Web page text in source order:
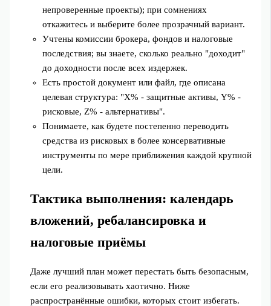
непроверенные проекты); при сомнениях
откажитесь и выберите более прозрачный вариант.
Учтены комиссии брокера, фондов и налоговые
последствия; вы знаете, сколько реально "доходит"
до доходности после всех издержек.
Есть простой документ или файл, где описана
целевая структура: "X% - защитные активы, Y% -
рисковые, Z% - альтернативы".
Понимаете, как будете постепенно переводить
средства из рисковых в более консервативные
инструменты по мере приближения каждой крупной
цели.
Тактика выполнения: календарь
вложений, ребалансировка и
налоговые приёмы
Даже лучший план может перестать быть безопасным,
если его реализовывать хаотично. Ниже
распространённые ошибки, которых стоит избегать.